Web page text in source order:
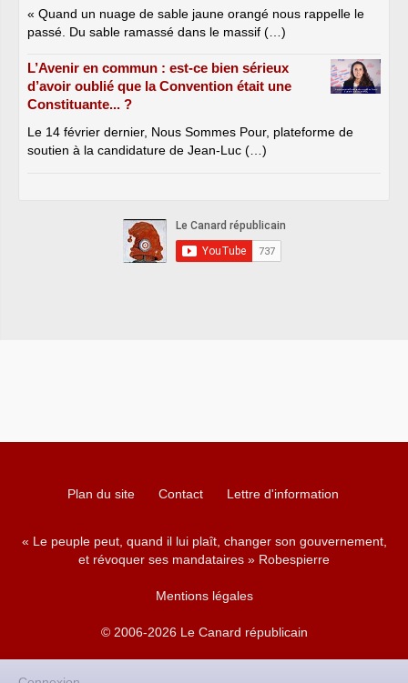
« Quand un nuage de sable jaune orangé nous rappelle le
passé. Du sable ramassé dans le massif (…)
L’Avenir en commun : est-ce bien sérieux
d’avoir oublié que la Convention était une
Constituante... ?
Le 14 février dernier, Nous Sommes Pour, plateforme de
soutien à la candidature de Jean-Luc (…)
Plan du site Contact Lettre d'information
« Le peuple peut, quand il lui plaît, changer son gouvernement,
et révoquer ses mandataires » Robespierre
Mentions légales
© 2006-2026 Le Canard républicain